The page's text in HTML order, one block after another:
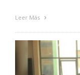
Leer Más